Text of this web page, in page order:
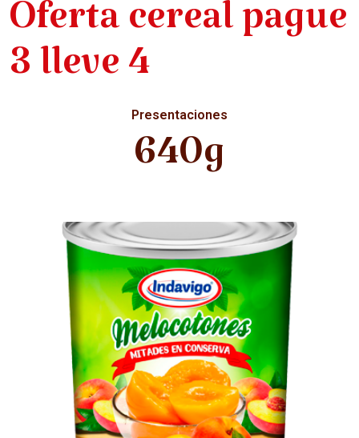
Oferta cereal pague
3 lleve 4
Presentaciones
640g